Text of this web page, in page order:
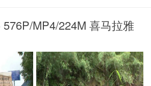
MP4/224M 喜马拉雅